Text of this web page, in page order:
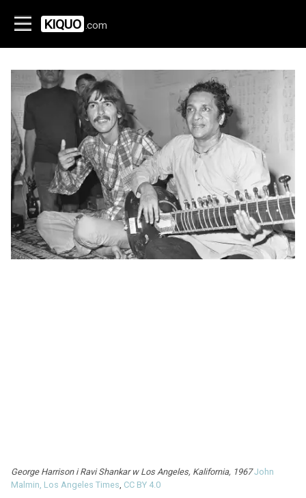
KIQUO .com
George Harrison i Ravi Shankar w Los Angeles, Kalifornia, 1967 John
Malmin, Los Angeles Times, CC BY 4.0